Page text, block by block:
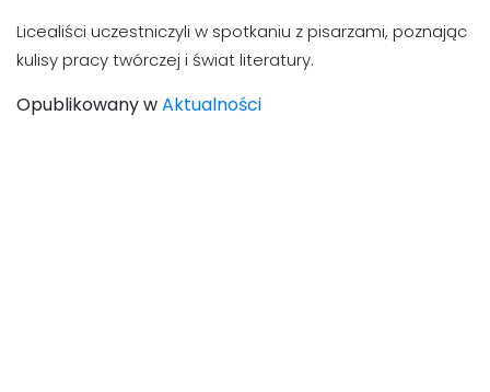
Licealiści uczestniczyli w spotkaniu z pisarzami, poznając
kulisy pracy twórczej i świat literatury.
Opublikowany wAktualności